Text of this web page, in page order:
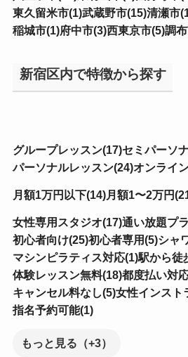
東久留米市(1)武蔵野市(15)清瀬市
稲城市(1)府中市(3)西東京市(5)調
新宿区内で特徴から探す
グループレッスン(17)セミパーソ
パーソナルレッスン(24)オンライ
月額1万円以下(14)月額1〜2万円
女性専用スタジオ(17)通い放題プ
初心者向け(25)初心者専用(5)シャ
マシンピラティス対応(1)駅から徒
体験レッスン無料(18)都度払い対
キャンセル料なし(5)女性インスト
指名予約可能(1)
もっと見る（+3）